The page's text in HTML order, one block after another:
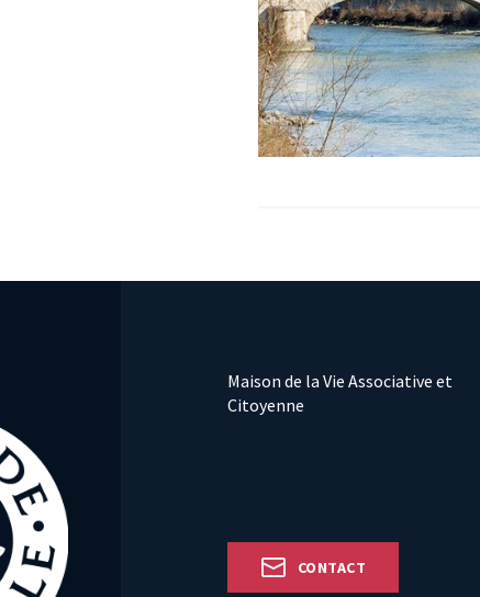
Maison de la Vie Associative et
Citoyenne
CONTACT